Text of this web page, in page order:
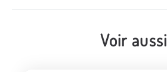
Voir aussi